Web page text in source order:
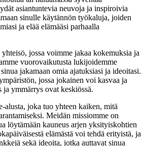
asiantuntevia neuvoja ja inspiroivia
sinulle käytännön työkaluja, joiden
ja elää elämääsi parhaalla
jossa voimme jakaa kokemuksia ja
vuorovaikutusta lukijoidemme
jakamaan omia ajatuksiasi ja ideoitasi.
jossa jokainen voi kasvaa ja
ja ymmärrys ovat keskiössä.
alusta, joka tuo yhteen kaiken, mitä
Meidän missiomme on
löytämään kauneus arjen yksityiskohtien
elämästä voi tehdä erityistä, ja
sekä ideoita, jotka auttavat sinua